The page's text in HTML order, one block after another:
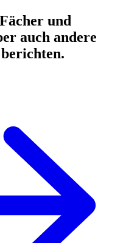
und
auch andere